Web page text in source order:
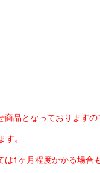
品となっております
。
1ヶ月程度かかる場合